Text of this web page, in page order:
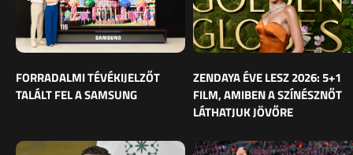
FORRADALMI TÉVÉKIJELZŐT
TALÁLT FEL A SAMSUNG
ZENDAYA ÉVE LESZ 2026: 5+1
FILM, AMIBEN A SZÍNÉSZNŐT
LÁTHATJUK JÖVŐRE